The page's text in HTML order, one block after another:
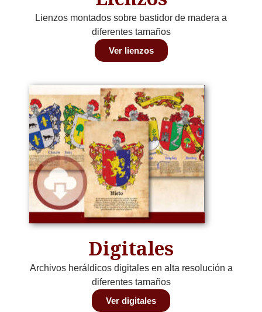
Lienzos montados sobre bastidor de madera a
diferentes tamaños
Ver lienzos
Digitales
Archivos heráldicos digitales en alta resolución a
diferentes tamaños
Ver digitales